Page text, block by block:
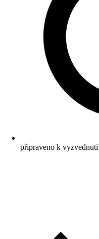
připraveno k